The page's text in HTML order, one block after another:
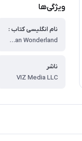
ویژگی‌ها
نام انگلیسی کتاب :
Deadman Wonderland
ناشر
VIZ Media LLC